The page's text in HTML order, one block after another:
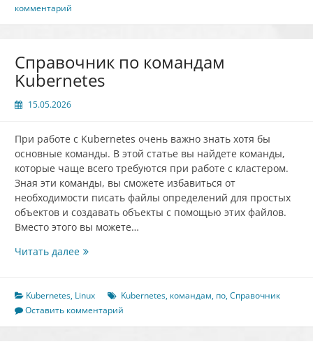
Linux
(5
примеров)
комментарий
Справочник по командам
Kubernetes
15.05.2026
При работе с Kubernetes очень важно знать хотя бы
основные команды. В этой статье вы найдете команды,
которые чаще всего требуются при работе с кластером.
Зная эти команды, вы сможете избавиться от
необходимости писать файлы определений для простых
объектов и создавать объекты с помощью этих файлов.
Вместо этого вы можете…
Читать далееСправочник
Kubernetes
Kubernetes, Linux Kubernetes, командам, по,Справочник
Оставить комментарий